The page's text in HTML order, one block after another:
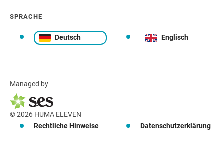
SPRACHE
Deutsch Englisch
Managed by
© 2026 HUMA ELEVEN
Rechtliche Hinweise
Datenschutzerklärung